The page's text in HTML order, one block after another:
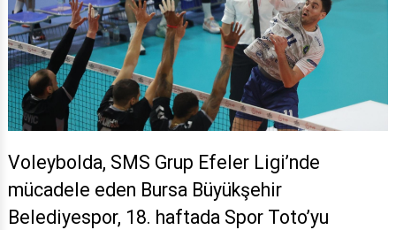
Voleybolda, SMS Grup Efeler Ligi’nde
mücadele eden Bursa Büyükşehir
Belediyespor, 18. haftada Spor Toto’yu